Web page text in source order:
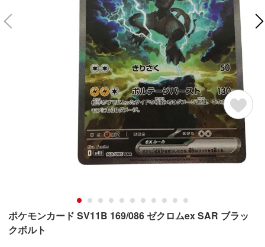
ポケモンカード SV11B 169/086 ゼクロムex SAR ブラッ
クボルト